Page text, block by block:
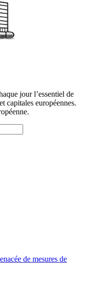
jour l’essentiel de
capitales européennes.
de mesures de